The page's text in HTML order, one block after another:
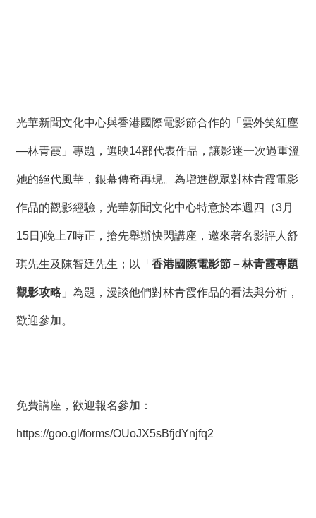
絡
們
站
覽
光華新聞文化中心與香港國際電影節合作的「雲外笑紅塵
—林青霞」專題，選映14部代表作品，讓影迷一次過重溫
她的絕代風華，銀幕傳奇再現。為增進觀眾對林青霞電影
作品的觀影經驗，光華新聞文化中心特意於本週四（3月
15日)晚上7時正，搶先舉辦快閃講座，邀來著名影評人舒
琪先生及陳智廷先生；以「 香港國際電影節－林青霞專題
觀影攻略 」為題，漫談他們對林青霞作品的看法與分析，
歡迎參加。
免費講座， 歡迎報名參加：
https://goo.gl/forms/OUoJX5sBfjdYnjfq2